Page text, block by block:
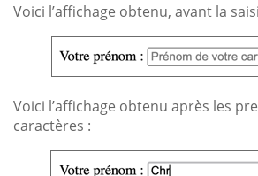
Voici l’affichage obtenu, avant la
Voici l’affichage obtenu après les
caractères :